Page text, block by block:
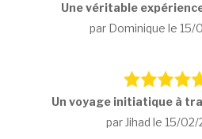
Une véritable
par Dominique le 15/
Un voyage initiatique à
par Jihad le 15/